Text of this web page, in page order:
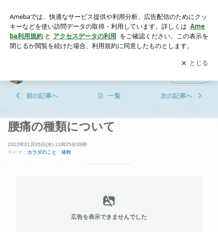
アプリをダウンロードして ブログの更新通知
を受け取りまし
ょう。
開く
前の記事へ 一覧 次の記事へ
腰痛の種類について
2022年01月05日(水) 11時25分38秒
テーマ： カラダのこと 体幹
広告を表示できませんでした